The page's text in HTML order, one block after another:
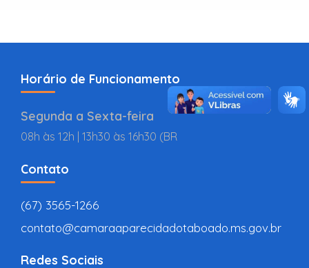
Horário de Funcionamento
Segunda a Sexta-feira
08h às 12h | 13h30 às 16h30 (BR
Contato
(67) 3565-1266
contato@camaraaparecidadotaboado.ms.gov.br
Redes Sociais